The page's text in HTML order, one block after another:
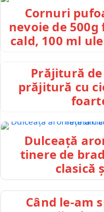
Cornuri
nevoie de
cald, 100 ml
Prăjitură de
prăjitură cu
Dulceață
tinere de
clasică
Când le-am